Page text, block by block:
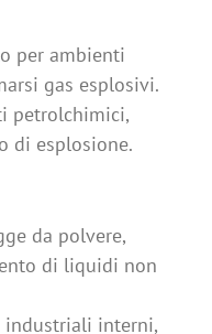
per ambienti
gas esplosivi.
petrolchimici,
di esplosione.
da polvere,
di liquidi non
industriali interni,